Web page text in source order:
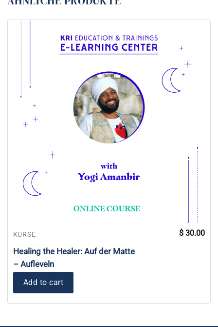
KURSE
Healing the Healer: Auf der Matte
– Aufleveln
$ 30.00
Add to cart